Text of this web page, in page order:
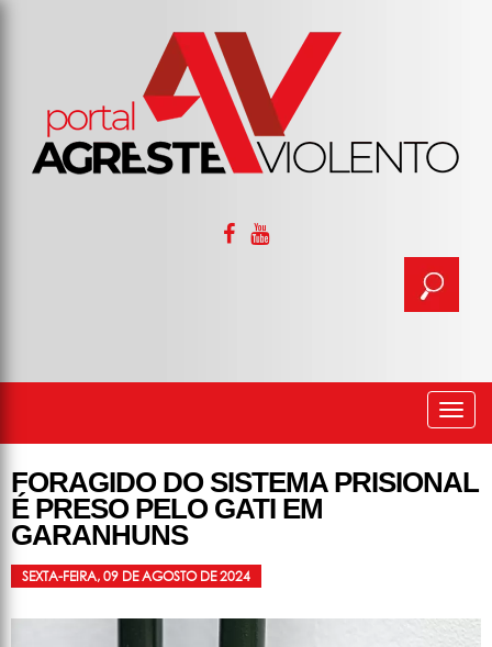
FORAGIDO DO SISTEMA PRISIONAL
É PRESO PELO GATI EM
GARANHUNS
SEXTA-FEIRA, 09 DE AGOSTO DE 2024